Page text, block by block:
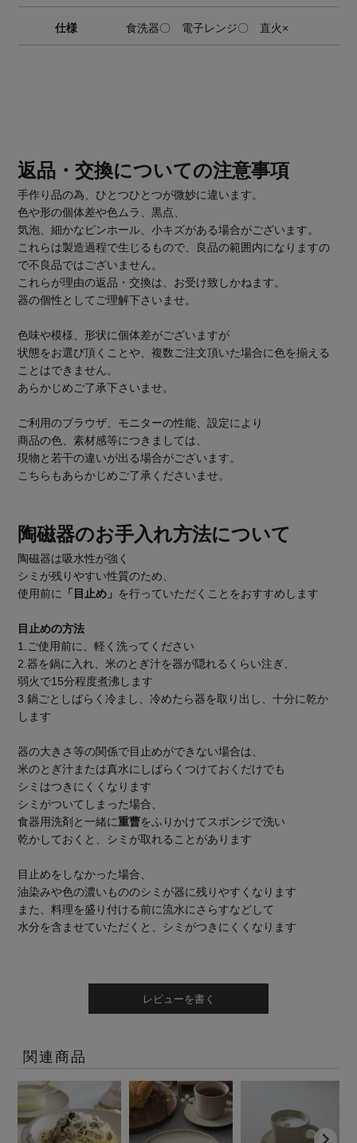
仕様 食洗器〇 電子レンジ〇 直火×
返品・交換についての注意事項
手作り品の為、ひとつひとつが微妙に違います。
色や形の個体差や色ムラ、黒点、
気泡、細かなピンホール、小キズがある場合がございます。
これらは製造過程で生じるもので、良品の範囲内になりますの
で不良品ではございません。
これらが理由の返品・交換は、お受け致しかねます。
器の個性としてご理解下さいませ。
色味や模様、形状に個体差がございますが
状態をお選び頂くことや、複数ご注文頂いた場合に色を揃える
ことはできません。
あらかじめご了承下さいませ。
ご利用のブラウザ、モニターの性能、設定により
商品の色、素材感等につきましては、
現物と若干の違いが出る場合がございます。
こちらもあらかじめご了承くださいませ。
陶磁器のお手入れ方法について
陶磁器は吸水性が強く
シミが残りやすい性質のため、
使用前に
「目止め」 を行っていただくことをおすすめします
目止めの方法
1.ご使用前に、軽く洗ってください
2.器を鍋に入れ、米のとぎ汁を器が隠れるくらい注ぎ、
弱火で15分程度煮沸します
3.鍋ごとしばらく冷まし、冷めたら器を取り出し、十分に乾か
します
器の大きさ等の関係で目止めができない場合は、
米のとぎ汁または真水にしばらくつけておくだけでも
シミはつきにくくなります
シミがついてしまった場合、
食器用洗剤と一緒に重曹をふりかけてスポンジで洗い
乾かしておくと、シミが取れることがあります
目止めをしなかった場合、
油染みや色の濃いもののシミが器に残りやすくなります
また、料理を盛り付ける前に流水にさらすなどして
水分を含ませていただくと、シミがつきにくくなります
レビューを書く
関連商品